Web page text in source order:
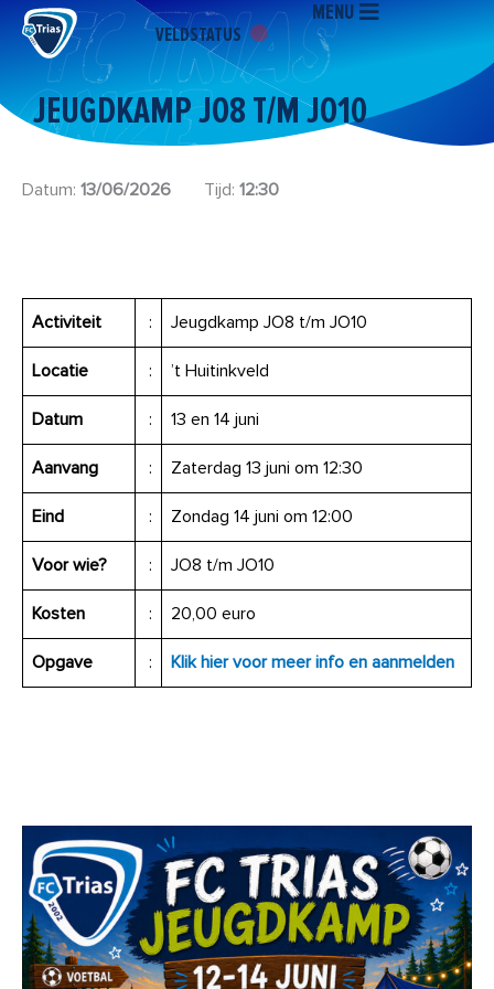
naar
inhoud
VELDSTATUS
MENU
JEUGDKAMP JO8 T/M JO10
Datum: 13/06/2026 Tijd: 12:30
Activiteit : Jeugdkamp JO8 t/m JO10
Locatie : ’t Huitinkveld
Datum : 13 en 14 juni
Aanvang : Zaterdag 13 juni om 12:30
Eind : Zondag 14 juni om 12:00
Voor wie? : JO8 t/m JO10
Kosten : 20,00 euro
Opgave : Klik hier voor meer info en aanmelden